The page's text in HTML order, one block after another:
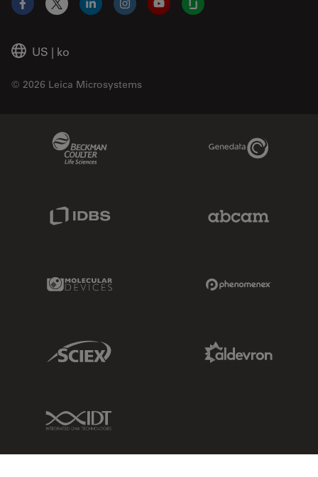
US | ko
© 2026 Leica Microsystems
Facebook
X LinkedInInstagramYouTubeGlassdoor
Genedata Link
Molecular Devices Link
Sciex Link
IDT Link